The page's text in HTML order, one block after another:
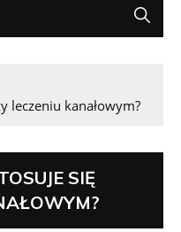
leczeniu kanałowym?
SIĘ